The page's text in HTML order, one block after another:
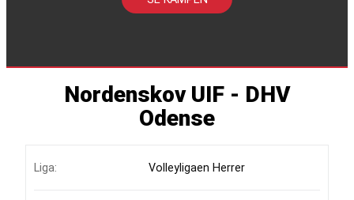
Nordenskov UIF - DHV
Odense
Liga: Volleyligaen Herrer